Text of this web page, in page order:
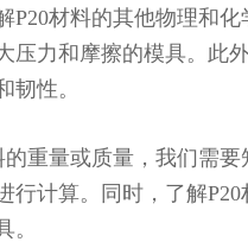
P20材料的其他物理和
压力和摩擦的模具。此
韧性。
的重量或质量，我们需
行计算。同时，了解
。